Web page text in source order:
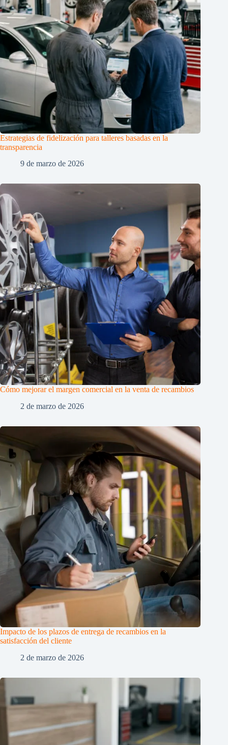
Estrategias de fidelización para talleres basadas en la
transparencia
9 de marzo de 2026
Cómo mejorar el margen comercial en la venta de recambios
2 de marzo de 2026
Impacto de los plazos de entrega de recambios en la
satisfacción del cliente
2 de marzo de 2026